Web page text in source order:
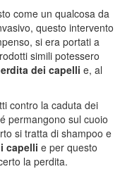
come un qualcosa da
questo intervento
si era portati a
simili potessero
dei capelli e, al
contro la caduta dei
permangono sul cuoio
si tratta di shampoo e
capelli e per questo
la perdita.